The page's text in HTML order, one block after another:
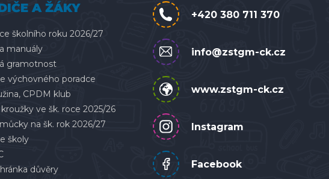
A ŽÁKY
školního roku 2026/27
manuály
gramotnost
výchovného poradce
CPDM klub
ve šk. roce 2025/26
na šk. rok 2026/27
školy
důvěry
+420 380 711 370
info@zstgm-ck.cz
www.zstgm-ck.cz
Instagram
Facebook